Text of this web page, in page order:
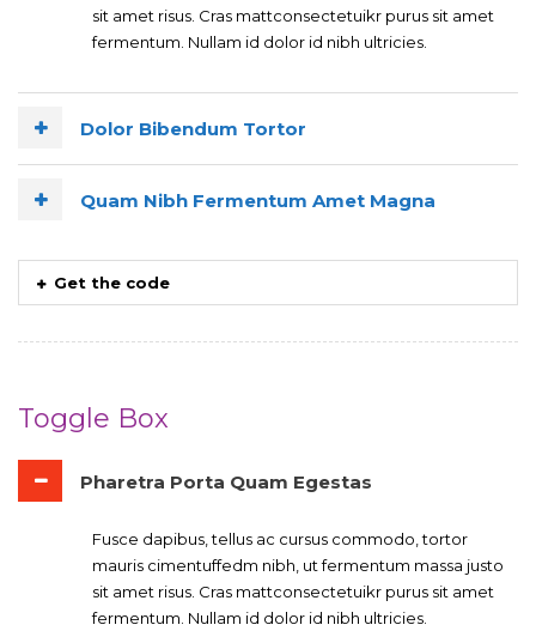
sit amet risus. Cras mattconsectetuikr purus sit amet
fermentum. Nullam id dolor id nibh ultricies.
Dolor Bibendum Tortor
Quam Nibh Fermentum Amet Magna
Get the code
Toggle Box
Pharetra Porta Quam Egestas
Fusce dapibus, tellus ac cursus commodo, tortor
mauris cimentuffedm nibh, ut fermentum massa justo
sit amet risus. Cras mattconsectetuikr purus sit amet
fermentum. Nullam id dolor id nibh ultricies.